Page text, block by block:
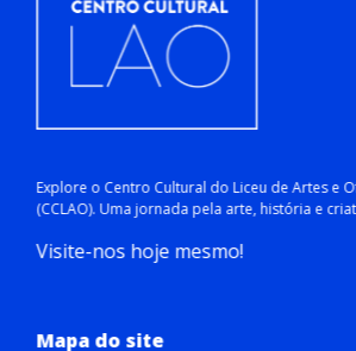
Explore o Centro Cultural do Liceu de Artes e
(CCLAO). Uma jornada pela arte, história e
Visite-nos hoje mesmo!
Mapa do site